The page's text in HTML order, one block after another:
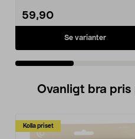
59,90
Se varianter
Ovanligt bra pris
Kolla priset